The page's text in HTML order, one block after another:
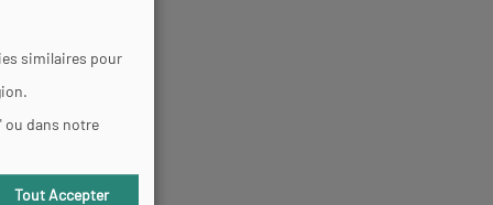
similaires pour
ou dans notre
Tout Accepter